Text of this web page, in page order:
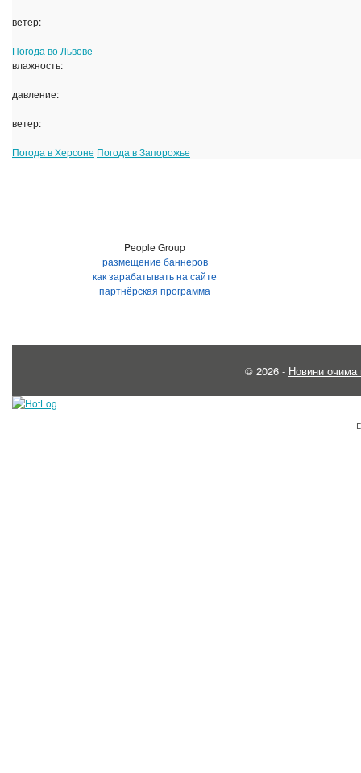
ветер:
Погода во Львове
влажность:
давление:
ветер:
Погода в Херсоне Погода в Запорожье
People Group
размещение баннеров
как зарабатывать на сайте
партнёрская программа
© 2026 - Новини очима